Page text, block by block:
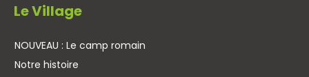
Le Village
NOUVEAU : Le camp romain
Notre histoire